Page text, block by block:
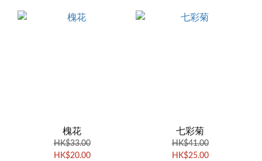
槐花
HK$33.00
HK$20.00
七彩菊
HK$41.00
HK$25.00